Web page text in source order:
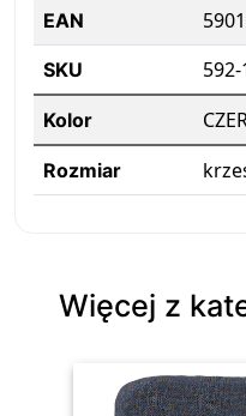
EAN
SKU
Kolor
Rozmiar
Więcej z